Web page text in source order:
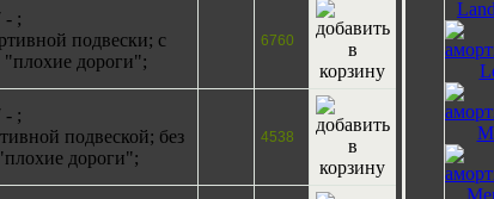
- ;
подвески; с
"плохие дороги";
6760
- ;
подвеской; без
дороги";
4538